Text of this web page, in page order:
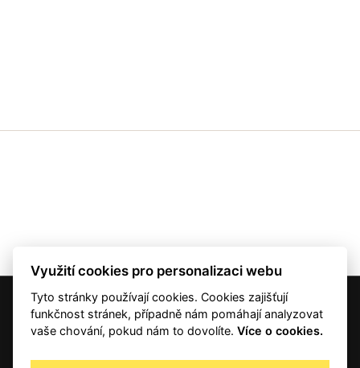
© 2001 — 2026 Copyright CMI News a dodavatelé obsahu. |
Autorská práva
Využití cookies pro personalizaci webu
Tyto stránky používají cookies. Cookies zajišťují
funkčnost stránek, případně nám pomáhají analyzovat
vaše chování, pokud nám to dovolíte.Více o cookies.